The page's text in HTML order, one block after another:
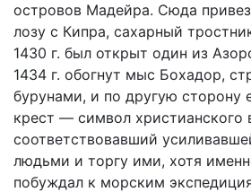
островов Мадейра. Сюда
лозу с Кипра, сахарный
1430 г. был открыт один из
1434 г. обогнут мыс Бохадор,
бурунами, и по другую сторону
крест — символ христианского
соответствовавший
людьми и торгу ими, хотя
побуждал к морским